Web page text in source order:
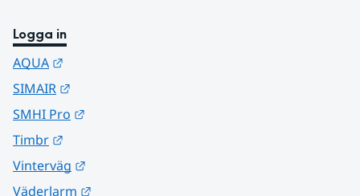
Logga in
AQUA
SIMAIR
SMHI Pro
Timbr
Vinterväg
Väderlarm